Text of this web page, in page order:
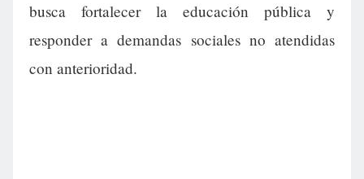
busca fortalecer la educación pública y
responder a demandas sociales no atendidas
con anterioridad.